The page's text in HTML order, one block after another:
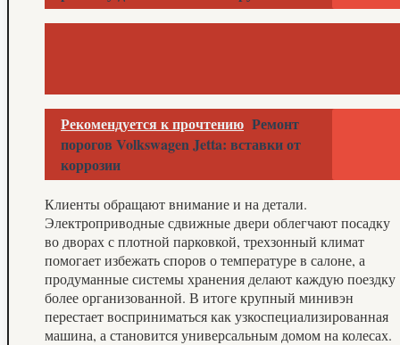
Рекомендуется к прочтению Ремонт
порогов Volkswagen Jetta: вставки от
коррозии
Клиенты обращают внимание и на детали.
Электроприводные сдвижные двери облегчают посадку
во дворах с плотной парковкой, трехзонный климат
помогает избежать споров о температуре в салоне, а
продуманные системы хранения делают каждую поездку
более организованной. В итоге крупный минивэн
перестает восприниматься как узкоспециализированная
машина, а становится универсальным домом на колесах.